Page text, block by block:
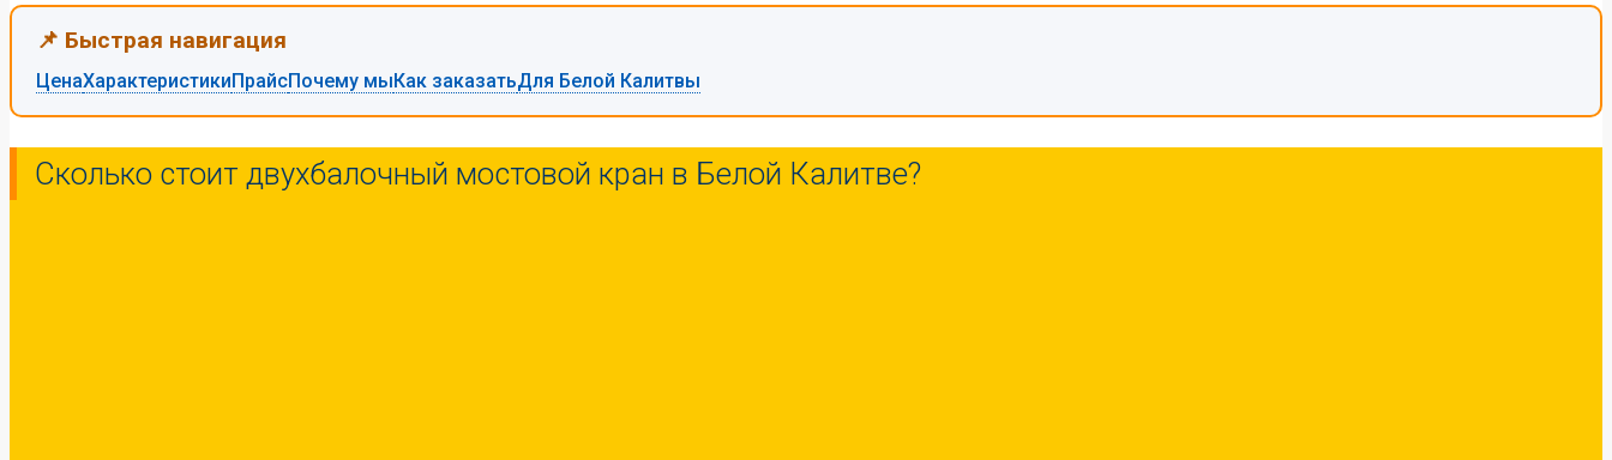
📌 Быстрая навигация
ЦенаХарактеристикиПрайсПочему мыКак заказатьДля Белой Калитвы
Сколько стоит двухбалочный мостовой кран в Белой Калитве?